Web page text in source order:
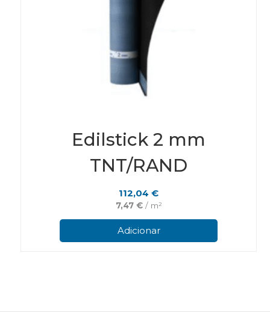
Edilstick 2 mm
TNT/RAND
112,04€
7,47 €/ m²
Adicionar